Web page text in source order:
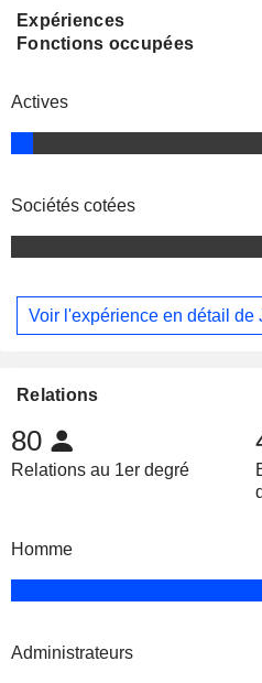
Expériences
Fonctions occupées
Actives
Sociétés cotées
Voir l'expérience en détail de
Relations
80
Relations au 1er degré
Homme
Administrateurs